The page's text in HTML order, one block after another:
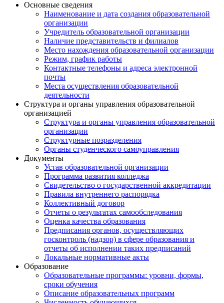
Основные сведения
Наименование и дата создания образовательной
организации
Учредитель образовательной организации
Наличие представительств и филиалов
Место нахождения образовательной организации
Режим, график работы
Контактные телефоны и адреса электронной
почты
Места осуществления образовательной
деятельности
Структура и органы управления образовательной
организацией
Структура и органы управления образовательной
организации
Структурные позразделения
Органы студенческого самоуправления
Документы
Устав образовательной организации
Программа развития колледжа
Свидетельство о государственной аккредитации
Правила внутреннего распорядка
Коллективный договор
Отчеты о результатах самообследования
Оценка качества образования
Предписания органов, осуществляющих
госконтроль (надзор) в сфере образования и
отчеты об исполнении таких предписаний
Локальные нормативные акты
Образование
Образовательные программы: уровни, формы,
сроки обучения
Описание образовательных программ